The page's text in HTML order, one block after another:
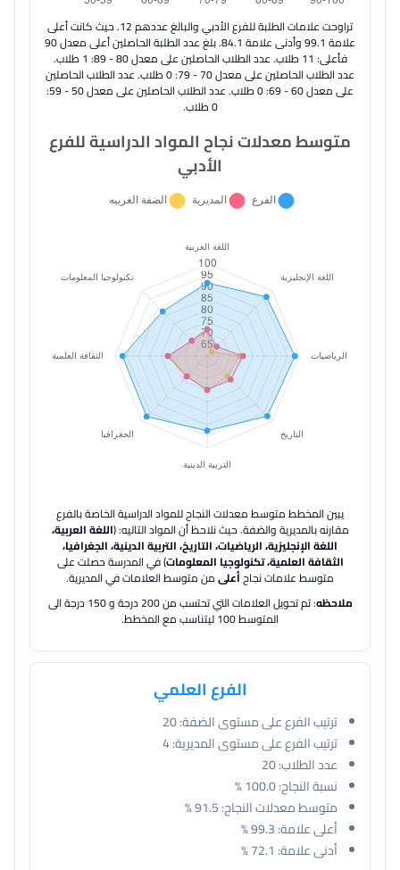
تراوحت علامات الطلبة للفرع الأدبي والبالغ عددهم 12. حيث كانت أعلى
علامة 99.1 وأدنى علامة 84.1. بلغ عدد الطلبة الحاصلين أعلى معدل 90
فأعلى: 11 طلاب. عدد الطلاب الحاصلين على معدل 80 - 89: 1 طلاب.
عدد الطلاب الحاصلين على معدل 70 - 79: 0 طلاب. عدد الطلاب الحاصلين
على معدل 60 - 69: 0 طلاب. عدد الطلاب الحاصلين على معدل 50 - 59:
0 طلاب.
متوسط معدلات نجاح المواد الدراسية للفرع
الأدبي
يبين المخطط متوسط معدلات النجاح للمواد الدراسية الخاصة بالفرع
مقارنه بالمديرية والضفة.حيث نلاحظ أن المواد التاليه: (اللغة العربية،
اللغة الإنجليزية، الرياضيات، التاريخ، التربية الدينية، الجغرافيا،
الثقافة العلمية، تكنولوجيا المعلومات) في المدرسة حصلت على
متوسط علامات نجاحأعلىمن متوسط العلامات في المديرية.
ملاحظه
: تم تحويل العلامات التي تحتسب من 200 درجة و 150 درجة الى
المتوسط 100 ليتناسب مع المخطط.
الفرع العلمي
ترتيب الفرع على مستوى الضفة:20
ترتيب الفرع على مستوى المديرية:4
عدد الطلاب:20
نسبة النجاح:100.0 %
متوسط معدلات النجاح:91.5 %
أعلى علامة:99.3 %
أدنى علامة: 72.1 %